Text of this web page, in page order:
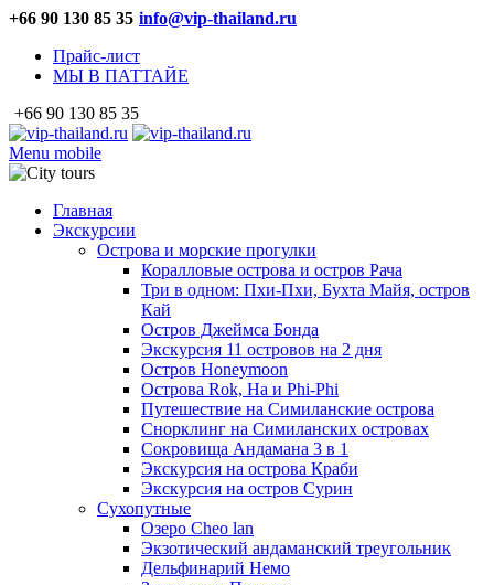
+66 90 130 85 35 info@vip-thailand.ru
Прайс-лист
МЫ В ПАТТАЙЕ
+66 90 130 85 35
Menu mobile
Главная
Экскурсии
Острова и морские прогулки
Коралловые острова и остров Рача
Три в одном: Пхи-Пхи, Бухта Майя, остров
Кай
Остров Джеймса Бонда
Экскурсия 11 островов на 2 дня
Остров Honeymoon
Острова Rok, Ha и Phi-Phi
Путешествие на Симиланские острова
Снорклинг на Симиланских островах
Сокровища Андамана 3 в 1
Экскурсия на острова Краби
Экскурсия на остров Сурин
Сухопутные
Озеро Cheo lan
Экзотический андаманский треугольник
Дельфинарий Немо